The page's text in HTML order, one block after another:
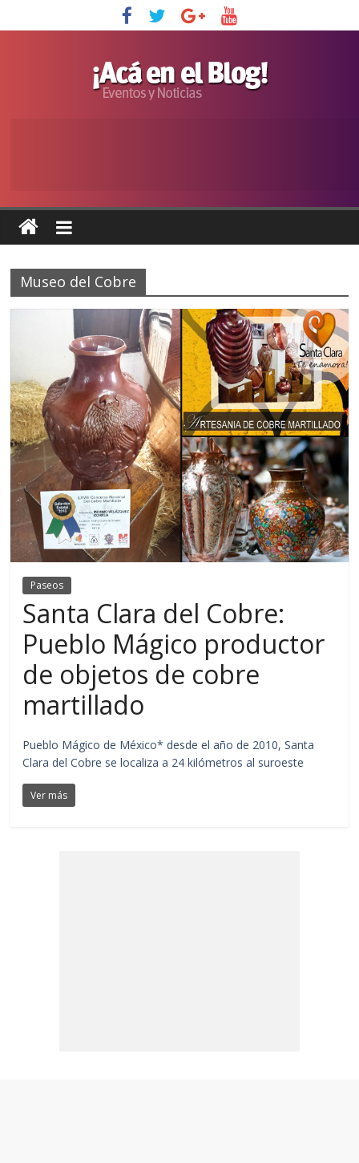
Museo del Cobre
Paseos
Santa Clara del Cobre:
Pueblo Mágico productor
de objetos de cobre
martillado
Pueblo Mágico de México* desde el año de 2010, Santa
Clara del Cobre se localiza a 24 kilómetros al suroeste
Ver más